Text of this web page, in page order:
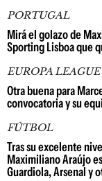
PORTUGAL
Mirá el golazo de
Sporting Lisboa que
EUROPA LEAGUE
Otra buena para
convocatoria y su
FÚTBOL
Tras su excelente
Maximiliano Araújo
Guardiola, Arsenal y